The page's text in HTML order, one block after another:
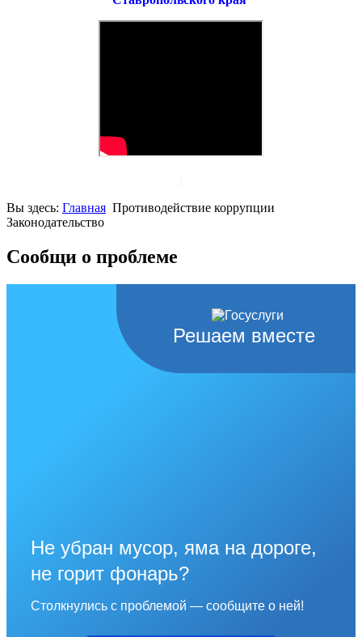
Вы здесь: Главная Противодействие коррупции
Законодательство
Сообщи о проблеме
Решаем вместе
Не убран мусор, яма на дороге,
не горит фонарь?
Столкнулись с проблемой — сообщите о ней!